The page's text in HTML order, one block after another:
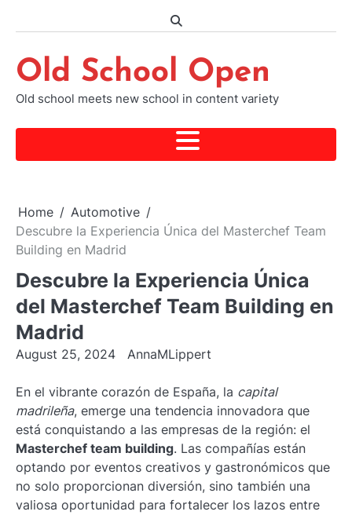
Old School Open
Old school meets new school in content variety
Home
Automotive
Descubre la Experiencia Única del Masterchef Team
Building en Madrid
Descubre la Experiencia Única
del Masterchef Team Building en
Madrid
August 25, 2024 AnnaMLippert
En el vibrante corazón de España, la capital
madrileña, emerge una tendencia innovadora que
está conquistando a las empresas de la región: el
Masterchef team building. Las compañías están
optando por eventos creativos y gastronómicos que
no solo proporcionan diversión, sino también una
valiosa oportunidad para fortalecer los lazos entre